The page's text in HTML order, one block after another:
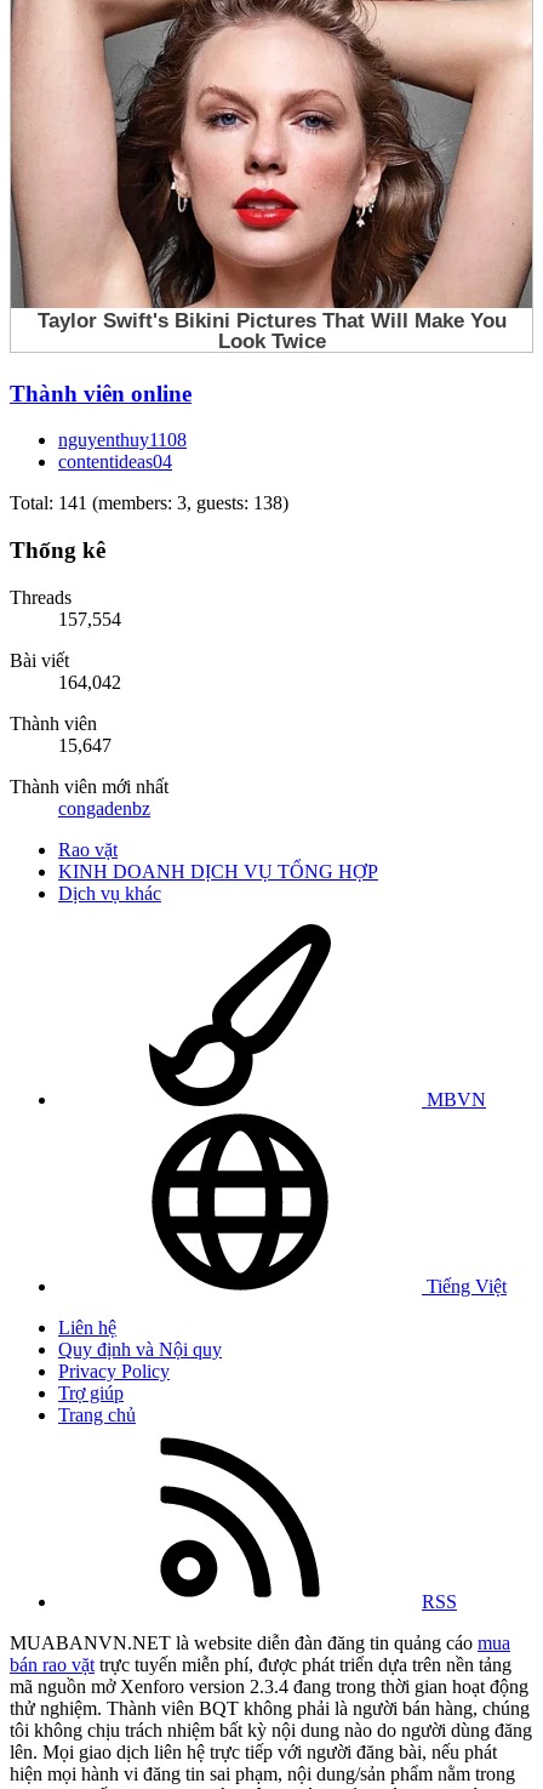
Thành viên online
nguyenthuy1108
contentideas04
Total: 141 (members: 3, guests: 138)
Thống kê
Threads
157,554
Bài viết
164,042
Thành viên
15,647
Thành viên mới nhất
congadenbz
Rao vặt
KINH DOANH DỊCH VỤ TỔNG HỢP
Dịch vụ khác
MBVN
Tiếng Việt
Liên hệ
Quy định và Nội quy
Privacy Policy
Trợ giúp
Trang chủ
RSS
MUABANVN.NET là website diễn đàn đăng tin quảng cáo mua
bán rao vặt trực tuyến miễn phí, được phát triển dựa trên nền tảng
mã nguồn mở Xenforo version 2.3.4 đang trong thời gian hoạt động
thử nghiệm. Thành viên BQT không phải là người bán hàng, chúng
tôi không chịu trách nhiệm bất kỳ nội dung nào do người dùng đăng
lên. Mọi giao dịch liên hệ trực tiếp với người đăng bài, nếu phát
hiện mọi hành vi đăng tin sai phạm, nội dung/sản phẩm nằm trong